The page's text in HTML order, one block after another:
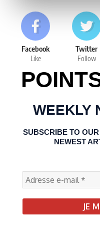
Facebook
Like
Twitter
Follow
WEEKLY
SUBSCRIBE TO
NEWEST